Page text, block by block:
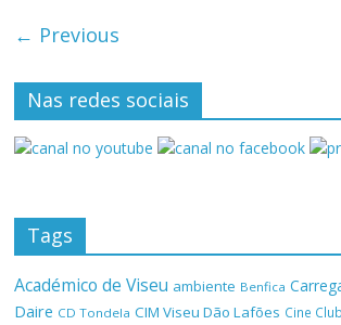
← Previous
Nas redes sociais
Tags
Académico de Viseu ambiente Benfica
Daire CD Tondela CIM Viseu Dão Lafões Cine